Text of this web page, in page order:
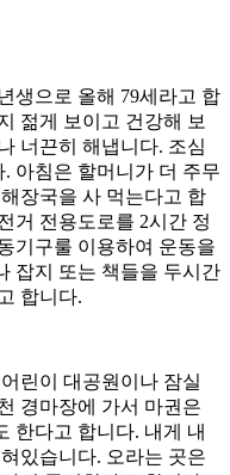
생으로 올해 79세라고 합
젊게 보이고 건강해 보
너끈히 해냅니다. 조심
아침은 할머니가 더 주무
장국을 사 먹는다고 합
거 전용도로를 2시간 정
기구룰 이용하여 운동을
잡지 또는 책들을 두시간
합니다.
린이 대공원이나 잠실
경마장에 가서 마권은
한다고 합니다. 내게 내
있습니다. 오라는 곳은